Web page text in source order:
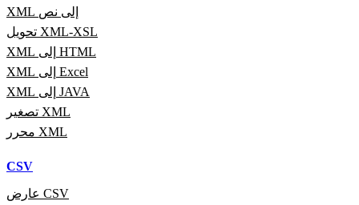
XML إلى نص
تحويل XML-XSL
XML إلى HTML
XML إلى Excel
XML إلى JAVA
تصغير XML
محرر XML
CSV
عارض CSV